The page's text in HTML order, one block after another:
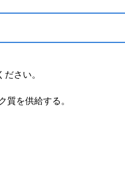
さい。
質を供給する。